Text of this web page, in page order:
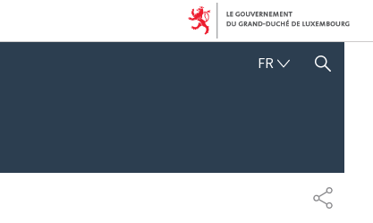
FRFRANÇAIS
AFFICHER / MASQUER